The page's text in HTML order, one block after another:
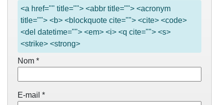
<a href="" title=""> <abbr title=""> <acronym
title=""> <b> <blockquote cite=""> <cite> <code>
<del datetime=""> <em> <i> <q cite=""> <s>
<strike> <strong>
Nom *
E-mail *